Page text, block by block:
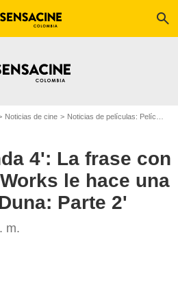
search
Noticias de cine Noticias de películas: Película - ¿Sabías que...?
4': La frase con
le hace una
Parte 2'
m.
Bros/Google